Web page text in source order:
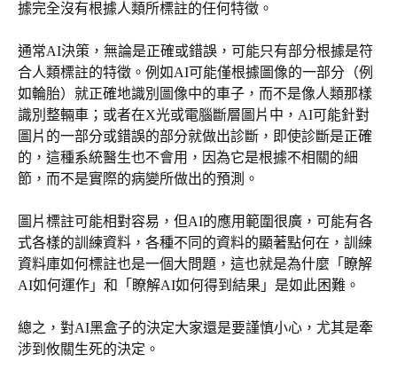
據完全沒有根據人類所標註的任何特徵。
通常AI決策，無論是正確或錯誤，可能只有部分根據是符
合人類標註的特徵。例如AI可能僅根據圖像的一部分（例
如輪胎）就正確地識別圖像中的車子，而不是像人類那樣
識別整輛車；或者在X光或電腦斷層圖片中，AI可能針對
圖片的一部分或錯誤的部分就做出診斷，即使診斷是正確
的，這種系統醫生也不會用，因為它是根據不相關的細
節，而不是實際的病變所做出的預測。
圖片標註可能相對容易，但AI的應用範圍很廣，可能有各
式各樣的訓練資料，各種不同的資料的顯著點何在，訓練
資料庫如何標註也是一個大問題，這也就是為什麼「瞭解
AI如何運作」和「瞭解AI如何得到結果」是如此困難。
總之，對AI黑盒子的決定大家還是要謹慎小心，尤其是牽
涉到攸關生死的決定。